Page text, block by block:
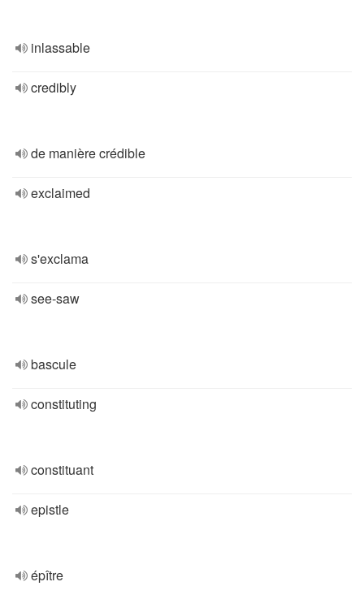
inlassable
credibly
de manière crédible
exclaimed
s'exclama
see-saw
bascule
constituting
constituant
epistle
épître